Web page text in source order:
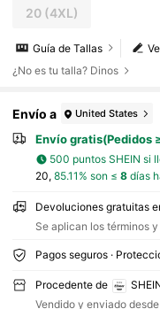
20(4XL)
Guía de Tallas
¿No es tu talla? Dinos
Envío a United States
Envío gratis(Pedidos
500 puntos SHEIN si
20, 85.11% son ≤ 8días
Devoluciones gratuitas
Se aplican los términos
Pagos seguros ·
Procedente de
Vendido y enviado desde